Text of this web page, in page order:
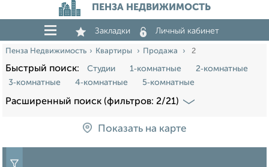
ПЕНЗА НЕДВИЖИМОСТЬ
Закладки Личный кабинет
Пенза Недвижимость Квартиры Продажа 2
Быстрый поиск: Студии 1‑комнатные
2‑комнатные
3‑комнатные
4‑комнатные 5‑комнатные
Расширенный поиск (фильтров: 2/21)
Показать на карте